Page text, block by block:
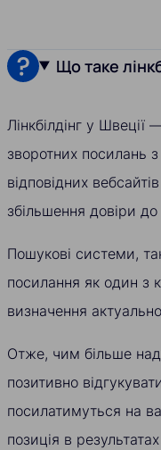
Що таке
Лінкбілдінг у Швеції
зворотних посилань
відповідних
збільшення довіри
Пошукові системи,
посилання як один з
визначення
Отже, чим більше
позитивно
посилатимуться на
позиція в